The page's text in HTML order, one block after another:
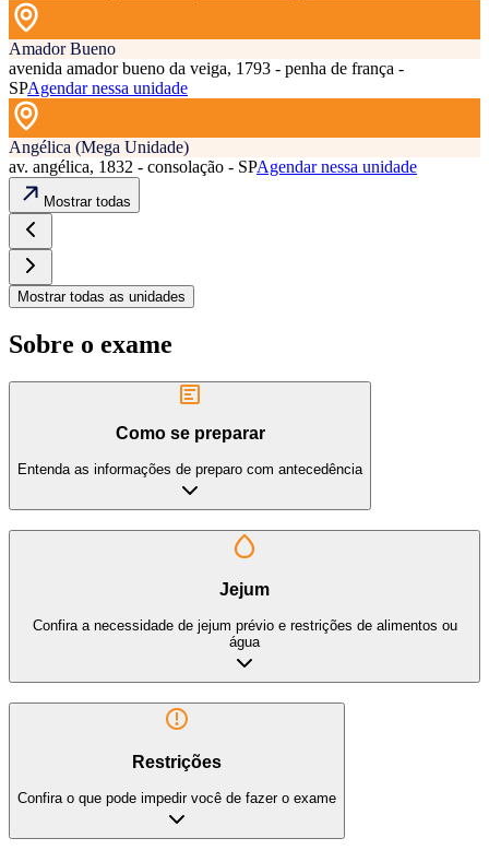
Amador Bueno
avenida amador bueno da veiga, 1793 - penha de frança -
SPAgendar nessa unidade
Angélica (Mega Unidade)
av. angélica, 1832 - consolação - SPAgendar nessa unidade
Mostrar todas
Mostrar todas as unidades
Sobre o exame
Como se preparar
Entenda as informações de preparo com antecedência
Jejum
Confira a necessidade de jejum prévio e restrições de alimentos ou
água
Restrições
Confira o que pode impedir você de fazer o exame